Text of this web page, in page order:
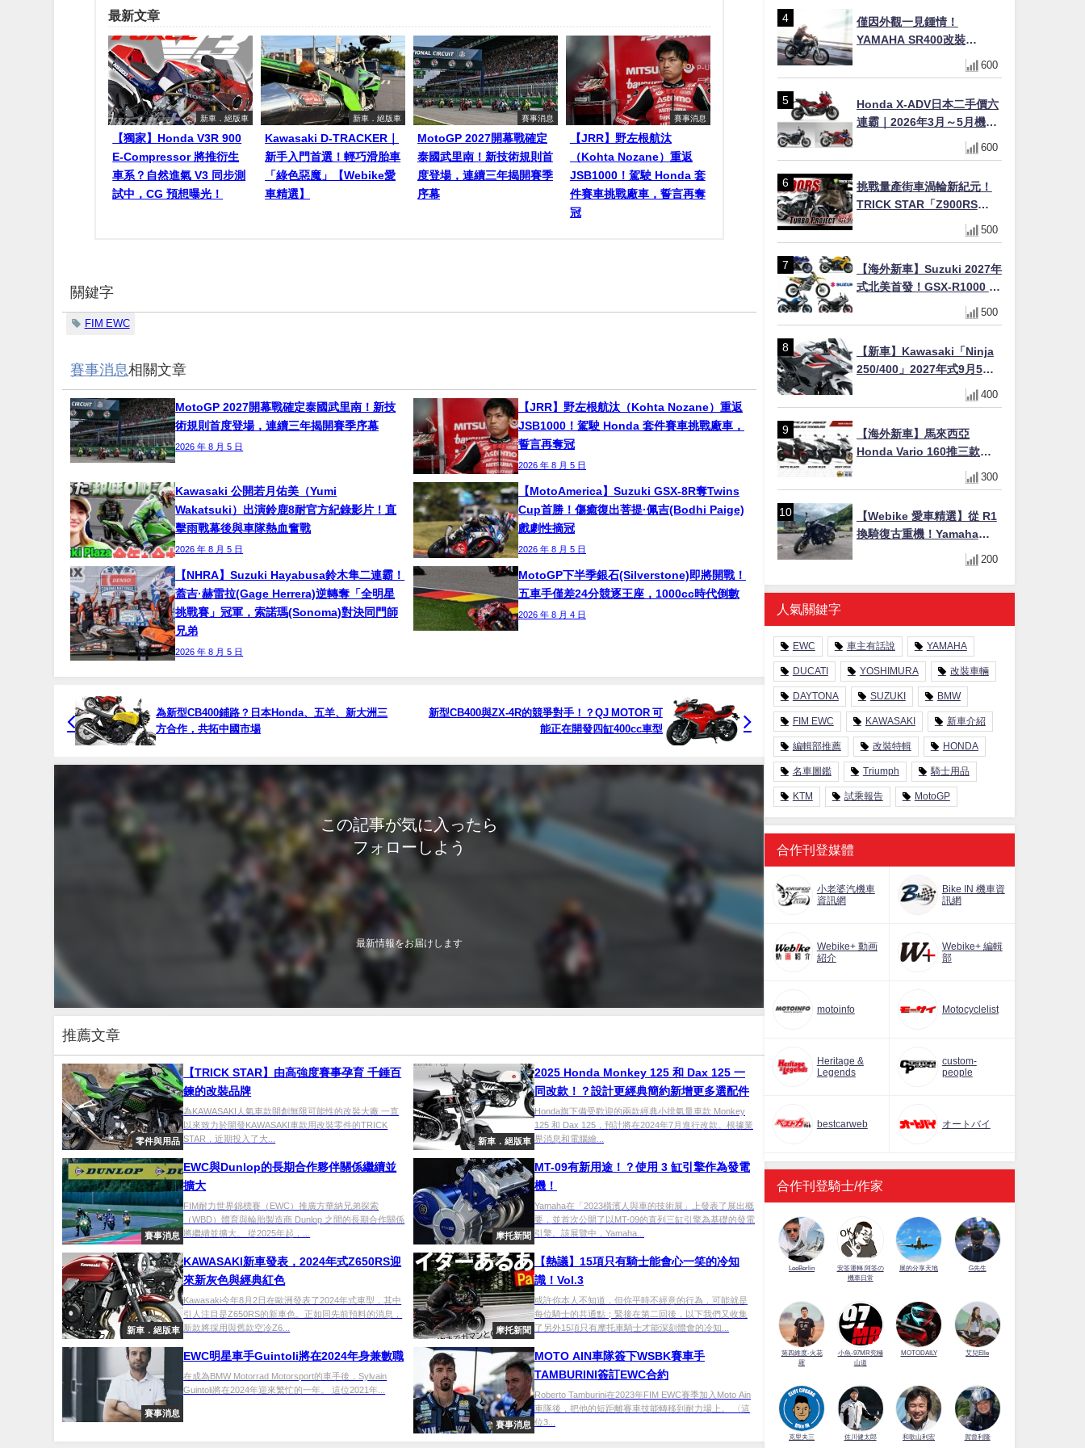
最新文章
新車．絕版車
【獨家】Honda V3R 900
E-Compressor 將推衍生
車系？自然進氣 V3 同步測
試中，CG 預想曝光！
新車．絕版車
Kawasaki D-TRACKER｜
新手入門首選！輕巧滑胎車
「綠色惡魔」【Webike愛
車精選】
賽事消息
MotoGP 2027開幕戰確定
泰國武里南！新技術規則首
度登場，連續三年揭開賽季
序幕
賽事消息
【JRR】野左根航汰
（Kohta Nozane）重返
JSB1000！駕駛 Honda 套
件賽車挑戰廠車，誓言再奪
冠
關鍵字
FIM EWC
賽事消息相關文章
MotoGP 2027開幕戰確定泰國武里南！新技
術規則首度登場，連續三年揭開賽季序幕
2026 年 8 月 5 日
【JRR】野左根航汰（Kohta Nozane）重返
JSB1000！駕駛 Honda 套件賽車挑戰廠車，
誓言再奪冠
2026 年 8 月 5 日
Kawasaki 公開若月佑美（Yumi
Wakatsuki）出演鈴鹿8耐官方紀錄影片！直
擊雨戰幕後與車隊熱血奮戰
2026 年 8 月 5 日
【MotoAmerica】Suzuki GSX-8R奪Twins
Cup首勝！傷癒復出菩提·佩吉(Bodhi Paige)
戲劇性摘冠
2026 年 8 月 5 日
【NHRA】Suzuki Hayabusa鈴木隼二連霸！
蓋吉·赫雷拉(Gage Herrera)逆轉奪「全明星
挑戰賽」冠軍，索諾瑪(Sonoma)對決同門師
兄弟
2026 年 8 月 5 日
MotoGP下半季銀石(Silverstone)即將開戰！
五車手僅差24分競逐王座，1000cc時代倒數
2026 年 8 月 4 日
為新型CB400鋪路？日本Honda、五羊、新大洲三
方合作，共拓中國市場
新型CB400與ZX-4R的競爭對手！？QJ MOTOR 可
能正在開發四缸400cc車型
この記事が気に入ったら
フォローしよう
最新情報をお届けします
推薦文章
零件與用品
【TRICK STAR】由高強度賽事孕育 千錘百
鍊的改裝品牌
為KAWASAKI人氣車款開創無限可能性的改裝大廠 一直
以來致力於開發KAWASAKI車款用改裝零件的TRICK
STAR，近期投入了大...
新車．絕版車
2025 Honda Monkey 125 和 Dax 125 一
同改款！？設計更經典簡約新增更多選配件
Honda旗下備受歡迎的兩款經典小排氣量車款 Monkey
125 和 Dax 125，預計將在2024年7月進行改款。根據業
界消息和電腦繪...
賽事消息
EWC與Dunlop的長期合作夥伴關係繼續並
擴大
FIM耐力世界錦標賽（EWC）推廣方華納兄弟探索
（WBD）體育與輪胎製造商 Dunlop 之間的長期合作關係
將繼續並擴大。 從2025年起，...
摩托新聞
MT-09有新用途！？使用 3 缸引擎作為發電
機！
Yamaha在「2023橫濱人與車的技術展」上發表了展出概
要，並首次公開了以MT-09的直列三缸引擎為基礎的發電
引擎。該展覽中，Yamaha...
新車．絕版車
KAWASAKI新車發表，2024年式Z650RS迎
來新灰色與經典紅色
Kawasaki今年8月2日在歐洲發表了2024年式車型，其中
引人注目是Z650RS的新車色。正如同先前預料的消息，
新款將採用與舊款空冷Z6...
摩托新聞
【熱議】15項只有騎士能會心一笑的冷知
識！Vol.3
或許你本人不知道，但你平時不經意的行為，可能就是
每位騎士的共通點；緊接在第二回後，以下我們又收集
了另外15項只有摩托車騎士才能深刻體會的冷知...
賽事消息
EWC明星車手Guintoli將在2024年身兼數職
在成為BMW Motorrad Motorsport的車手後，Sylvain
Guintoli將在2024年迎來繁忙的一年。 這位2021年...
賽事消息
MOTO AIN車隊簽下WSBK賽車手
TAMBURINI簽訂EWC合約
Roberto Tamburini在2023年FIM EWC賽季加入Moto Ain
車隊後，把他的短距離賽車技能轉移到耐力場上。 〈這
位3...
僅因外觀一見鍾情！
YAMAHA SR400改裝
Tracker風格｜ 女車主的機車
人生蛻變記
600
Honda X-ADV日本二手價六
連霸｜2026年3月～5月機車
轉售排行榜 CBR1000RR-R
FIREBLADE SP首度躋身前
600
挑戰量產街車渦輪新紀元！
TRICK STAR「Z900RS
TURBO Project」直指超越
Ducati Superleggera性能
500
【海外新車】Suzuki 2027年
式北美首發！GSX-R1000 40
週年紀念×SV-7GX新款跨界
車×RM-Z450 Ken Roczen
500
【新車】Kawasaki「Ninja
250/400」2027年式9月5日
日本發售！新塗裝登場×價格
不變×輔助滑動式離合器
400
【海外新車】馬來西亞
Honda Vario 160推三款新
色！售價10,498令吉(約台幣
7.1萬/港幣1.99萬)
300
【Webike 愛車精選】從 R1
換騎復古重機！Yamaha
XSR900 (900cc) 車主「サ
ー」先生真實心得與改裝藍
圖
200
人氣關鍵字
EWC 車主有話說 YAMAHA
DUCATI YOSHIMURA 改裝車輛
DAYTONA SUZUKI BMW
FIM EWC KAWASAKI 新車介紹
編輯部推薦 改裝特輯 HONDA
名車圖鑑 Triumph 騎士用品
KTM 試乘報告 MotoGP
合作刊登媒體
小老婆汽機車
資訊網
Bike IN 機車資
訊網
Webike+ 動画
紹介
Webike+ 編輯
部
motoinfo Motocyclelist
Heritage &
Legends
custom-
people
bestcarweb オートバイ
合作刊登騎士/作家
LeeBerlin
安筌運轉 阿筌の
機車日常
展的分享天地 G先生
第四維度-火花
羅
小魚-97MR究極
山道
MOTODAILY 艾兒Elle
克里夫三 佐川健太郎 和歌山利宏 賀曾利隆